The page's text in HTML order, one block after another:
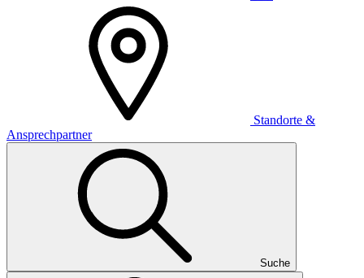
Standorte &
Ansprechpartner
Suche